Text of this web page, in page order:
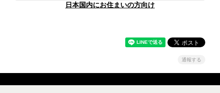
日本国内にお住まいの方向け
通報する